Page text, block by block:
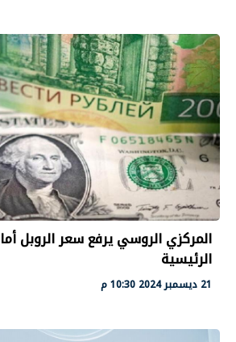
المركزي الروسي يرفع سعر الروبل
الرئيسية
21 ديسمبر 2024 10:30 م